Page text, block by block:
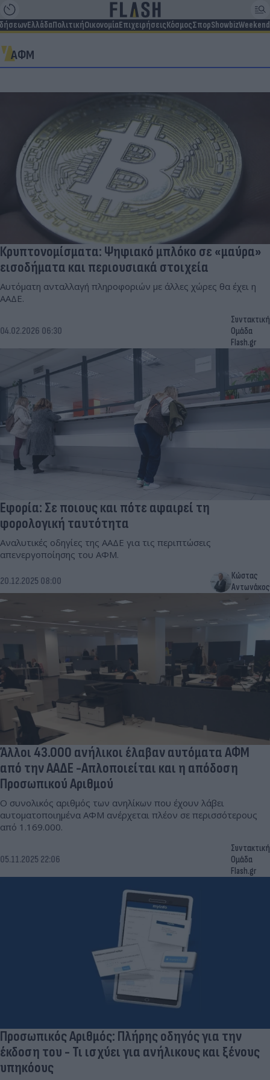
ΕλλάδαΠολιτικήΟικονομίαΕπιχειρήσειςΚόσμοςΣπορShowbizWeekend
ΑΦΜ
Κρυπτονομίσματα: Ψηφιακό μπλόκο σε «μαύρα»
εισοδήματα και περιουσιακά στοιχεία
Αυτόματη ανταλλαγή πληροφοριών με άλλες χώρες θα έχει η
ΑΑΔΕ.
04.02.2026 06:30
Συντακτική
Ομάδα
Flash.gr
Εφορία: Σε ποιους και πότε αφαιρεί τη
φορολογική ταυτότητα
Αναλυτικές οδηγίες της ΑΑΔΕ για τις περιπτώσεις
απενεργοποίησης του ΑΦΜ.
20.12.2025 08:00
Κώστας
Αντωνάκος
Άλλοι 43.000 ανήλικοι έλαβαν αυτόματα ΑΦΜ
από την ΑΑΔΕ -Απλοποιείται και η απόδοση
Προσωπικού Αριθμού
Ο συνολικός αριθμός των ανηλίκων που έχουν λάβει
αυτοματοποιημένα ΑΦΜ ανέρχεται πλέον σε περισσότερους
από 1.169.000.
05.11.2025 22:06
Συντακτική
Ομάδα
Flash.gr
Προσωπικός Αριθμός: Πλήρης οδηγός για την
έκδοση του - Τι ισχύει για ανήλικους και ξένους
υπηκόους